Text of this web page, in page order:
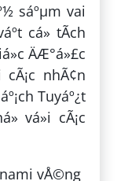
sáºµm vai
cá» tÃ­ch
ÄÆ°á»£c
nhÃ¢n
Tuyáº¿t
vá»i cÃ¡c